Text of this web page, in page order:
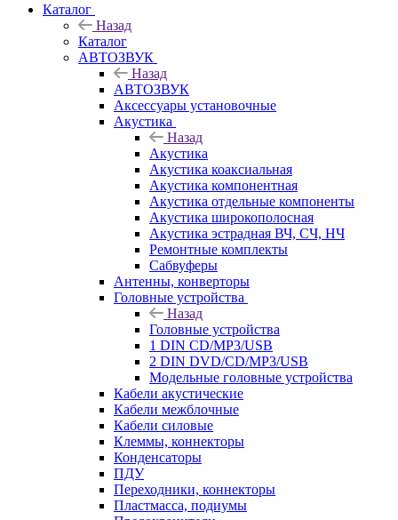
Каталог
Назад
Каталог
АВТОЗВУК
Назад
АВТОЗВУК
Аксессуары установочные
Акустика
Назад
Акустика
Акустика коаксиальная
Акустика компонентная
Акустика отдельные компоненты
Акустика широкополосная
Акустика эстрадная ВЧ, СЧ, НЧ
Ремонтные комплекты
Сабвуферы
Антенны, конверторы
Головные устройства
Назад
Головные устройства
1 DIN CD/MP3/USB
2 DIN DVD/CD/MP3/USB
Модельные головные устройства
Кабели акустические
Кабели межблочные
Кабели силовые
Клеммы, коннекторы
Конденсаторы
ПДУ
Переходники, коннекторы
Пластмасса, подиумы